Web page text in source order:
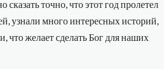
точно, что этот год пролетел
узнали много интересных историй,
что желает сделать Бог для наших